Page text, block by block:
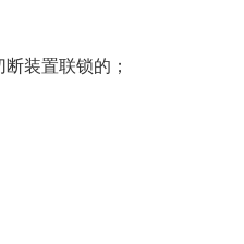
装置联锁的；